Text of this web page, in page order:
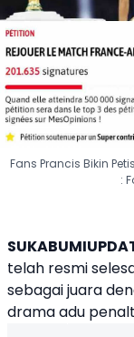
Fans Prancis Bikin
:
telah resmi
sebagai juara
drama adu